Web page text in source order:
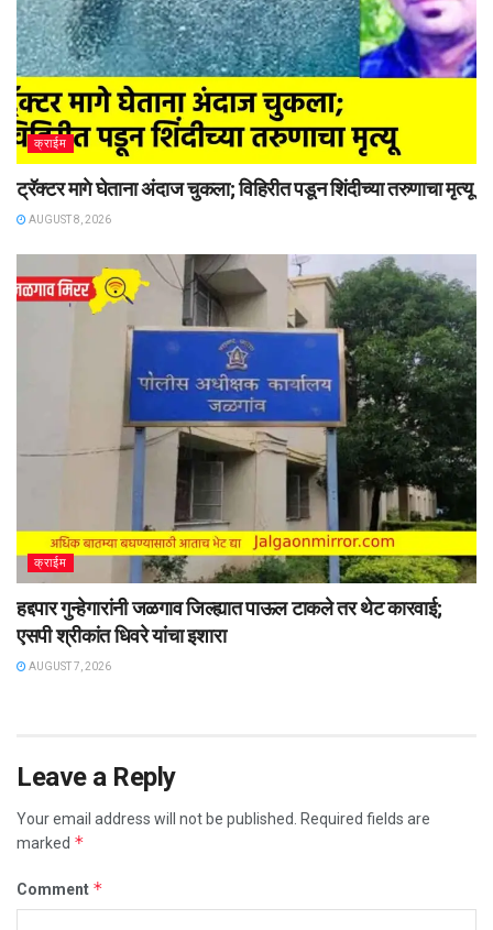
क्राईम
ट्रॅक्टर मागे घेताना अंदाज चुकला; विहिरीत पडून शिंदीच्या तरुणाचा मृत्यू
AUGUST 8, 2026
क्राईम
हद्दपार गुन्हेगारांनी जळगाव जिल्ह्यात पाऊल टाकले तर थेट कारवाई;
एसपी श्रीकांत धिवरे यांचा इशारा
AUGUST 7, 2026
Leave a Reply
Your email address will not be published.
Required fields are
marked *
Comment *